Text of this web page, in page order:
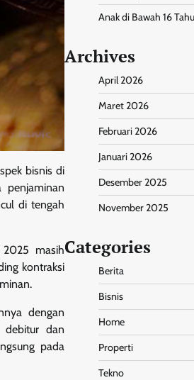
bisnis di
penjaminan
di tengah
2025 masih
kontraksi
dengan
debitur dan
pada
Anak di Bawah 16
Archives
April 2026
Maret 2026
Februari 2026
Januari 2026
Desember 2025
November 2025
Categories
Berita
Bisnis
Home
Properti
Tekno